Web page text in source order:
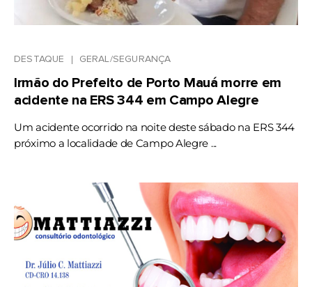
DESTAQUE GERAL/SEGURANÇA
Irmão do Prefeito de Porto Mauá morre em
acidente na ERS 344 em Campo Alegre
Um acidente ocorrido na noite deste sábado na ERS 344
próximo a localidade de Campo Alegre ...